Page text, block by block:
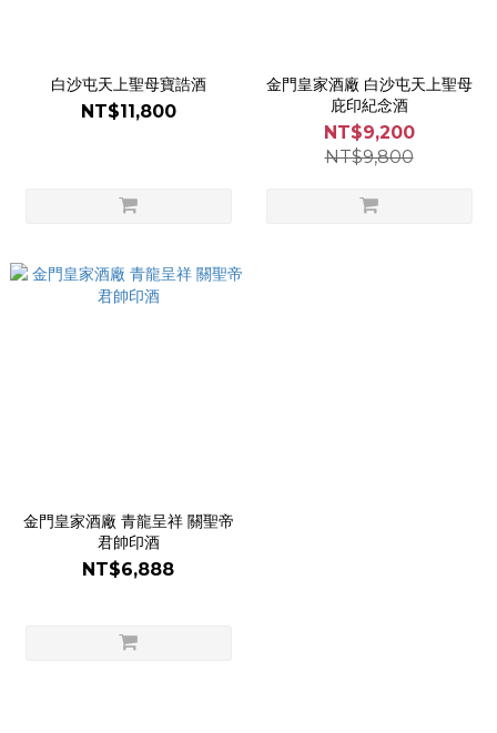
白沙屯天上聖母寶誥酒
NT$11,800
金門皇家酒廠 白沙屯天上聖母
庇印紀念酒
NT$9,200
NT$9,800
金門皇家酒廠 青龍呈祥 關聖帝
君帥印酒
NT$6,888